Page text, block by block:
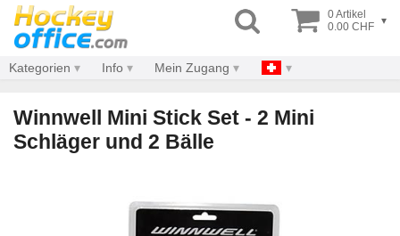
0 Artikel
0.00 CHF ▾
Kategorien Info Mein Zugang
Winnwell Mini Stick Set - 2 Mini
Schläger und 2 Bälle